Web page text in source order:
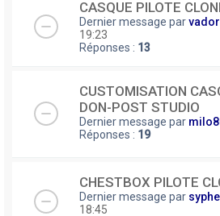
CASQUE PILOTE
Dernier message par
19:23
Réponses : 13
CUSTOMISATION
DON-POST STUDIO
Dernier message par
Réponses : 19
CHESTBOX PILOTE
Dernier message par
18:45